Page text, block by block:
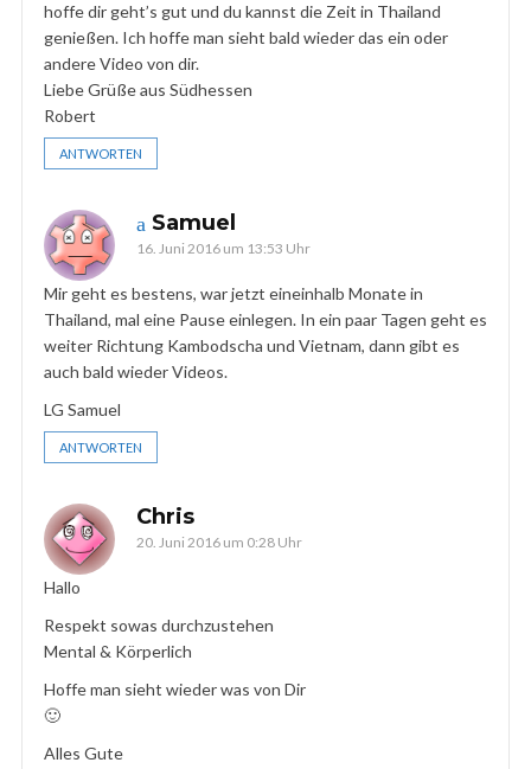
hoffe dir geht’s gut und du kannst die Zeit in Thailand
genießen. Ich hoffe man sieht bald wieder das ein oder
andere Video von dir.
Liebe Grüße aus Südhessen
Robert
ANTWORTEN
Samuel
16. Juni 2016 um 13:53 Uhr
Mir geht es bestens, war jetzt eineinhalb Monate in
Thailand, mal eine Pause einlegen. In ein paar Tagen geht es
weiter Richtung Kambodscha und Vietnam, dann gibt es
auch bald wieder Videos.
LG Samuel
ANTWORTEN
Chris
20. Juni 2016 um 0:28 Uhr
Hallo
Respekt sowas durchzustehen
Mental & Körperlich
Hoffe man sieht wieder was von Dir
🙂
Alles Gute